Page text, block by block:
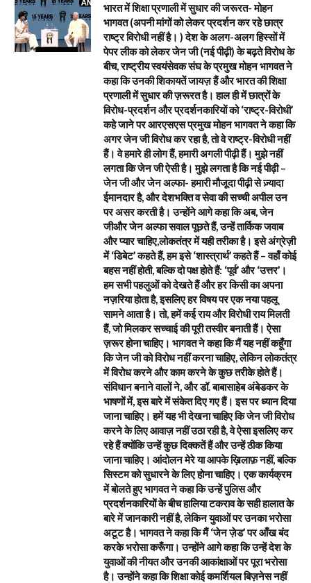
भारत में शिक्षा प्रणाली में सुधार की जरूरत- मोहन
भागवत (अपनी मांगों को लेकर प्रदर्शन कर रहे छात्र
राष्ट्र विरोधी नहीं है। ) देश के अलग-अलग हिस्सों में
पेपर लीक को लेकर जेन जी (नई पीढ़ी) के बढ़ते विरोध के
बीच, राष्ट्रीय स्वयंसेवक संघ के प्रमुख मोहन भागवत ने
कहा कि उनकी शिकायतें जायज़ हैं और भारत की शिक्षा
प्रणाली में सुधार की ज़रूरत है। हाल ही में छात्रों के
विरोध-प्रदर्शन और प्रदर्शनकारियों को ‘राष्ट्र-विरोधी’
कहे जाने पर आरएसएस प्रमुख मोहन भागवत ने कहा कि
अगर जेन जी विरोध कर रहा है, तो वे राष्ट्र-विरोधी नहीं
हैं। वे हमारे ही लोग हैं, हमारी अगली पीढ़ी हैं। मुझे नहीं
लगता कि जेन जी ऐसी है। मुझे लगता है कि नई पीढ़ी –
जेन जी और जेन अल्फा- हमारी मौजूदा पीढ़ी से ज़्यादा
ईमानदार है, और देशभक्ति व सेवा की सच्ची अपील उन
पर असर करती है। उन्होंने आगे कहा कि अब, जेन
जीऔर जेन अल्फा सवाल पूछते हैं, उन्हें तार्किक जवाब
और प्यार चाहिए,लोकतंत्र में यही तरीका है। इसे अंग्रेज़ी
में ‘डिबेट’ कहते हैं, हम इसे ‘शास्त्रार्थ’ कहते हैं – वहाँ कोई
बहस नहीं होती, बल्कि दो पक्ष होते हैं: ‘पूर्व’ और ‘उत्तर’।
हम सभी पहलुओं को देखते हैं और हर किसी का अपना
नज़रिया होता है, इसलिए हर विषय पर एक नया पहलू
सामने आता है। तो, हमें कई राय और विरोधी राय मिलती
हैं, जो मिलकर सच्चाई की पूरी तस्वीर बनाती हैं। ऐसा
ज़रूर होना चाहिए। भागवत ने कहा कि मैं यह नहीं कहूँगा
कि जेन जी को विरोध नहीं करना चाहिए, लेकिन लोकतंत्र
में विरोध करने और काम करने के कुछ तरीके होते हैं।
संविधान बनाने वालों ने, और डॉ. बाबासाहेब अंबेडकर के
भाषणों में, इस बारे में संकेत दिए गए हैं। इस पर ध्यान दिया
जाना चाहिए। हमें यह भी देखना चाहिए कि जेन जी विरोध
करने के लिए आवाज़ नहीं उठा रही है, वे ऐसा इसलिए कर
रहे हैं क्योंकि उन्हें कुछ दिक्कतें हैं और उन्हें ठीक किया
जाना चाहिए। आंदोलन मेरे या आपके ख़िलाफ़ नहीं, बल्कि
सिस्टम को सुधारने के लिए होना चाहिए। एक कार्यक्रम
में बोलते हुए भागवत ने कहा कि उन्हें पुलिस और
प्रदर्शनकारियों के बीच हालिया टकराव के सही हालात के
बारे में जानकारी नहीं है, लेकिन युवाओं पर उनका भरोसा
अटूट है। भागवत ने कहा कि मैं ‘जेन ज़ेड’ पर आँख बंद
करके भरोसा करूँगा। उन्होंने आगे कहा कि उन्हें देश के
युवाओं की नीयत और उनकी आकांक्षाओं पर पूरा भरोसा
है। उन्होंने कहा कि शिक्षा कोई कमर्शियल बिज़नेस नहीं